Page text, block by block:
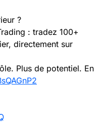
?
: tradez 100+
directement sur
Plus de potentiel. En